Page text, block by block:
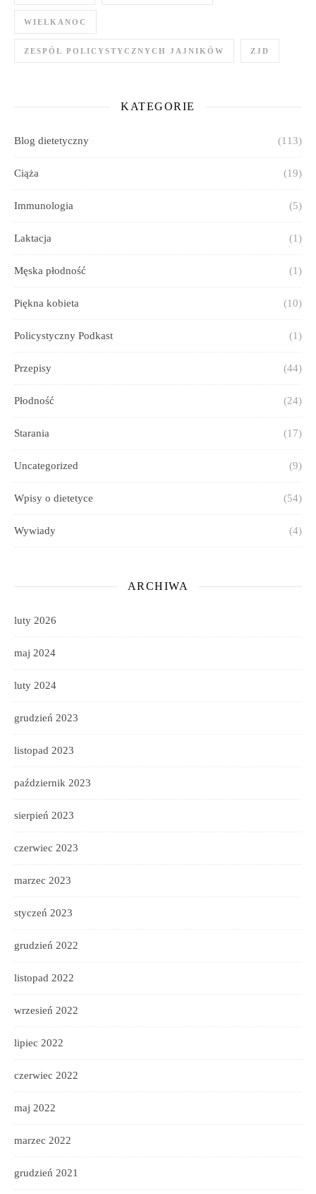
WIELKANOC
ZESPÓŁ POLICYSTYCZNYCH JAJNIKÓW ZJD
KATEGORIE
Blog dietetyczny (113)
Ciąża (19)
Immunologia (5)
Laktacja (1)
Męska płodność (1)
Piękna kobieta (10)
Policystyczny Podkast (1)
Przepisy (44)
Płodność (24)
Starania (17)
Uncategorized (9)
Wpisy o dietetyce (54)
Wywiady (4)
ARCHIWA
luty 2026
maj 2024
luty 2024
grudzień 2023
listopad 2023
październik 2023
sierpień 2023
czerwiec 2023
marzec 2023
styczeń 2023
grudzień 2022
listopad 2022
wrzesień 2022
lipiec 2022
czerwiec 2022
maj 2022
marzec 2022
grudzień 2021